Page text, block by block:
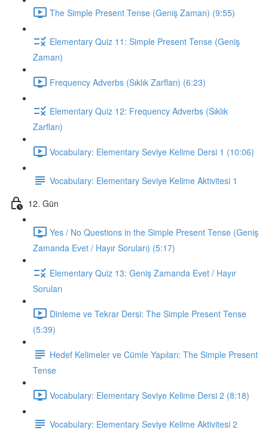
The Simple Present Tense (Geniş Zaman) (9:55)
Elementary Quiz 11: Simple Present Tense (Geniş
Zaman)
Frequency Adverbs (Sıklık Zarfları) (6:23)
Elementary Quiz 12: Frequency Adverbs (Sıklık
Zarfları)
Vocabulary: Elementary Seviye Kelime Dersi 1 (10:06)
Vocabulary: Elementary Seviye Kelime Aktivitesi 1
12. Gün
Yes / No Questions in the Simple Present Tense (Geniş
Zamanda Evet / Hayır Soruları) (5:17)
Elementary Quiz 13: Geniş Zamanda Evet / Hayır
Soruları
Dinleme ve Tekrar Dersi: The Simple Present Tense
(5:39)
Hedef Kelimeler ve Cümle Yapıları: The Simple Present
Tense
Vocabulary: Elementary Seviye Kelime Dersi 2 (8:18)
Vocabulary: Elementary Seviye Kelime Aktivitesi 2